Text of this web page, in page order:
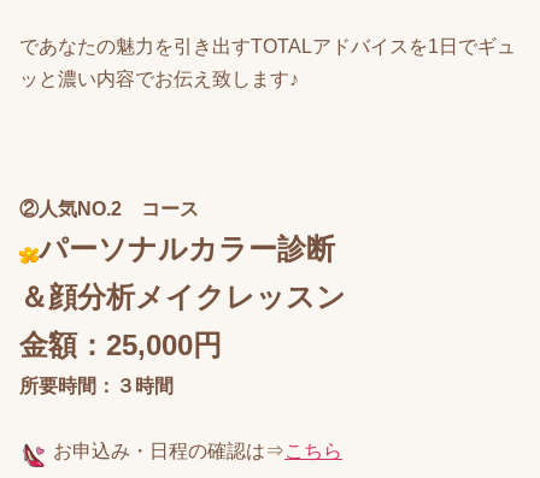
であなたの魅力を引き出すTOTALアドバイスを1日でギュ
ッと濃い内容でお伝え致します♪
②人気NO.2 コース
パーソナルカラー診断
＆顔分析メイクレッスン
金額：25,000円
所要時間：３時間
お申込み ・日程の確認は⇒こちら